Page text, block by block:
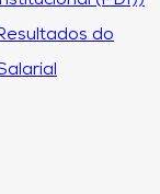
do